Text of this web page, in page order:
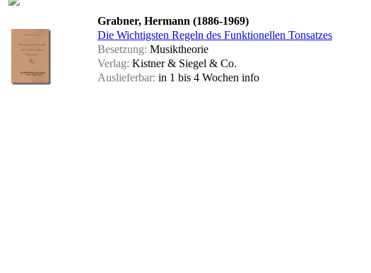
Grabner, Hermann (1886-1969)
Die Wichtigsten Regeln des Funktionellen Tonsatzes
Besetzung: Musiktheorie
Verlag: Kistner & Siegel & Co.
Auslieferbar: in 1 bis 4 Wochen info